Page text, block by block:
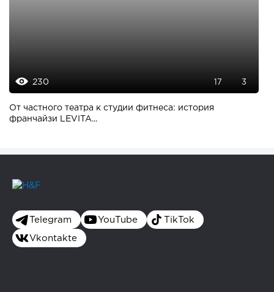
230 17 3
От частного театра к студии фитнеса: история
франчайзи LEVITA...
Telegram YouTube TikTok
Vkontakte